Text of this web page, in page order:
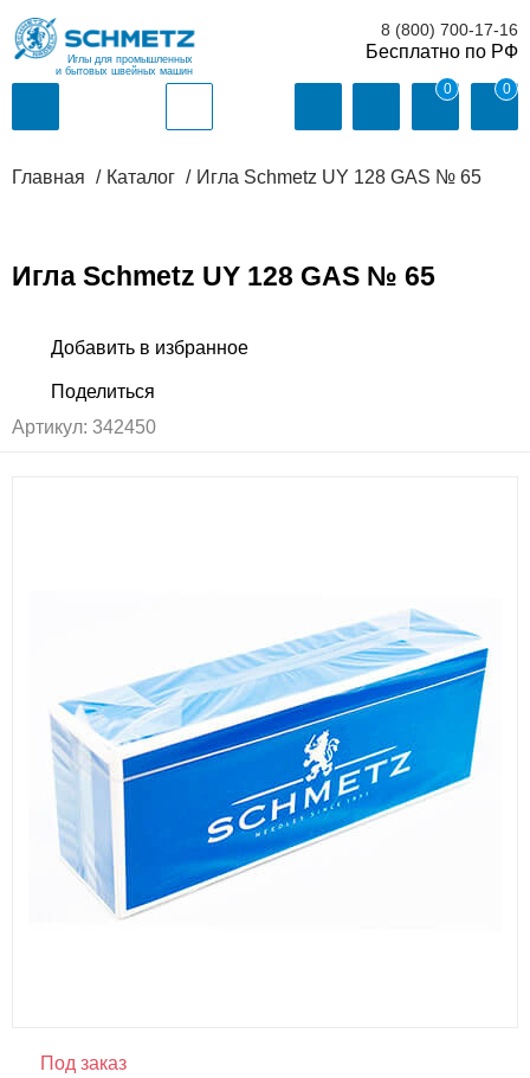
Иглы для промышленных
и бытовых швейных машин
8 (800) 700-17-16
0 0
Главная Каталог Игла Schmetz UY 128 GAS № 65
Игла Schmetz UY 128 GAS № 65
Артикул: 342450
Под заказ